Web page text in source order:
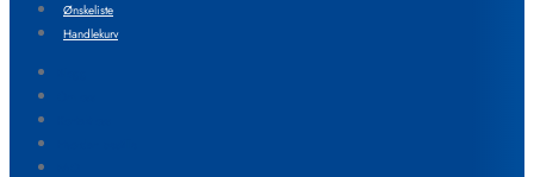
Ønskeliste
Handlekurv